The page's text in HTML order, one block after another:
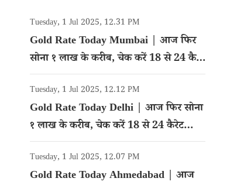
Tuesday, 1 Jul 2025, 12.31 PM
Gold Rate Today Mumbai | आज फिर
सोना १ लाख के करीब, चेक करें 18 से 24 कैरेट
गोल्ड का रेट
Tuesday, 1 Jul 2025, 12.12 PM
Gold Rate Today Delhi | आज फिर सोना
१ लाख के करीब, चेक करें 18 से 24 कैरेट
गोल्ड का रेट
Tuesday, 1 Jul 2025, 12.07 PM
Gold Rate Today Ahmedabad | आज